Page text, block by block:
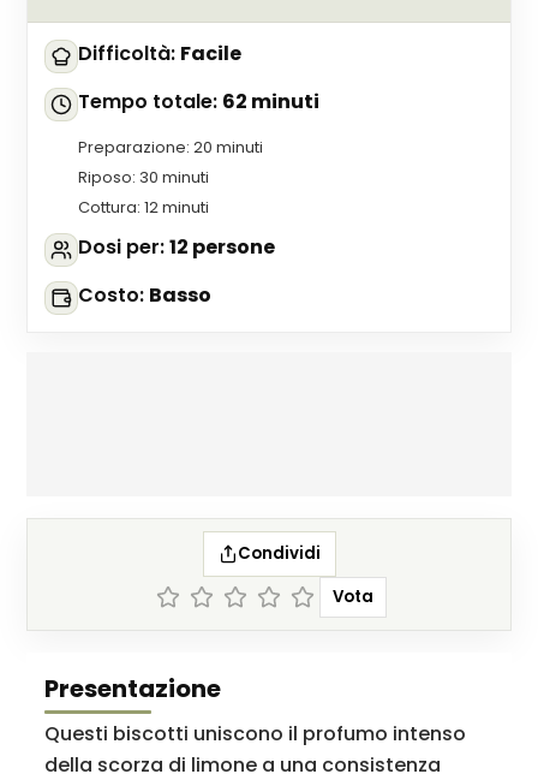
Difficoltà: Facile
Tempo totale: 62 minuti
Preparazione:20 minuti
Riposo: 30 minuti
Cottura:12 minuti
Dosi per:12 persone
Costo: Basso
Condividi
Vota
Presentazione
Questi biscotti uniscono il profumo intenso
della scorza di limone a una consistenza